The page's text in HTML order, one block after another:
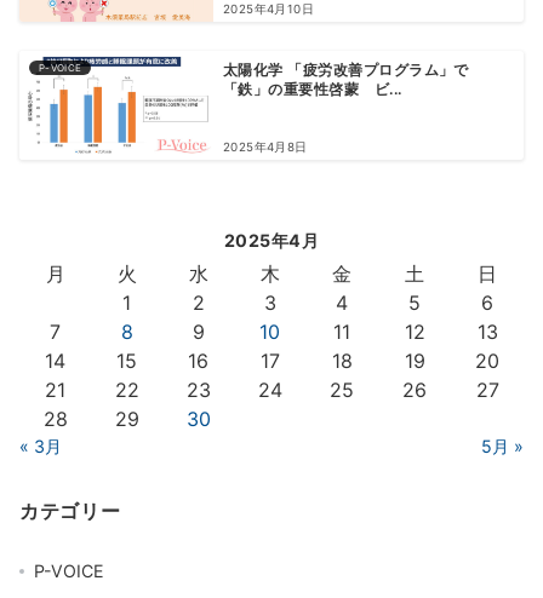
2025年4月10日
P-VOICE
太陽化学 「疲労改善プログラム」で
「鉄」の重要性啓蒙 ビ...
2025年4月8日
2025年4月
月 火 水 木 金 土
日
1
2 3 4 5
6
7
8 9 10 11 12
13
14
15 16 17 18 19
20
21
22 23 24 25 26
27
28
29 30
« 3月 5月 »
カテゴリー
P-VOICE